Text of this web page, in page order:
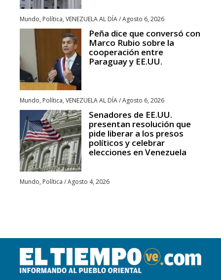
Mundo, Política, VENEZUELA AL DÍA/Agosto 6, 2026
Peña dice que conversó con
Marco Rubio sobre la
cooperación entre
Paraguay y EE.UU.
Mundo, Política, VENEZUELA AL DÍA/Agosto 6, 2026
Senadores de EE.UU.
presentan resolución que
pide liberar a los presos
políticos y celebrar
elecciones en Venezuela
Mundo, Política /Agosto 4, 2026